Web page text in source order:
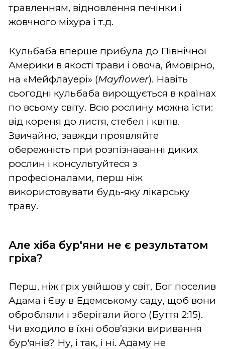
травленням, відновлення печінки і
жовчного міхура і т.д.
Кульбаба вперше прибула до Північної
Америки в якості трави і овоча, ймовірно,
на «Мейфлауері» (Mayflower). Навіть
сьогодні кульбаба вирощується в країнах
по всьому світу. Всю рослину можна їсти:
від кореня до листя, стебел і квітів.
Звичайно, завжди проявляйте
обережність при розпізнаванні диких
рослин і консультуйтеся з
професіоналами, перш ніж
використовувати будь-яку лікарську
траву.
Але хіба бур'яни не є результатом
гріха?
Перш, ніж гріх увійшов у світ, Бог поселив
Адама і Єву в Едемському саду, щоб вони
обробляли і зберігали його (Буття 2:15).
Чи входило в їхні обов’язки виривання
бур'янів? Ну, і так, і ні. Адаму не